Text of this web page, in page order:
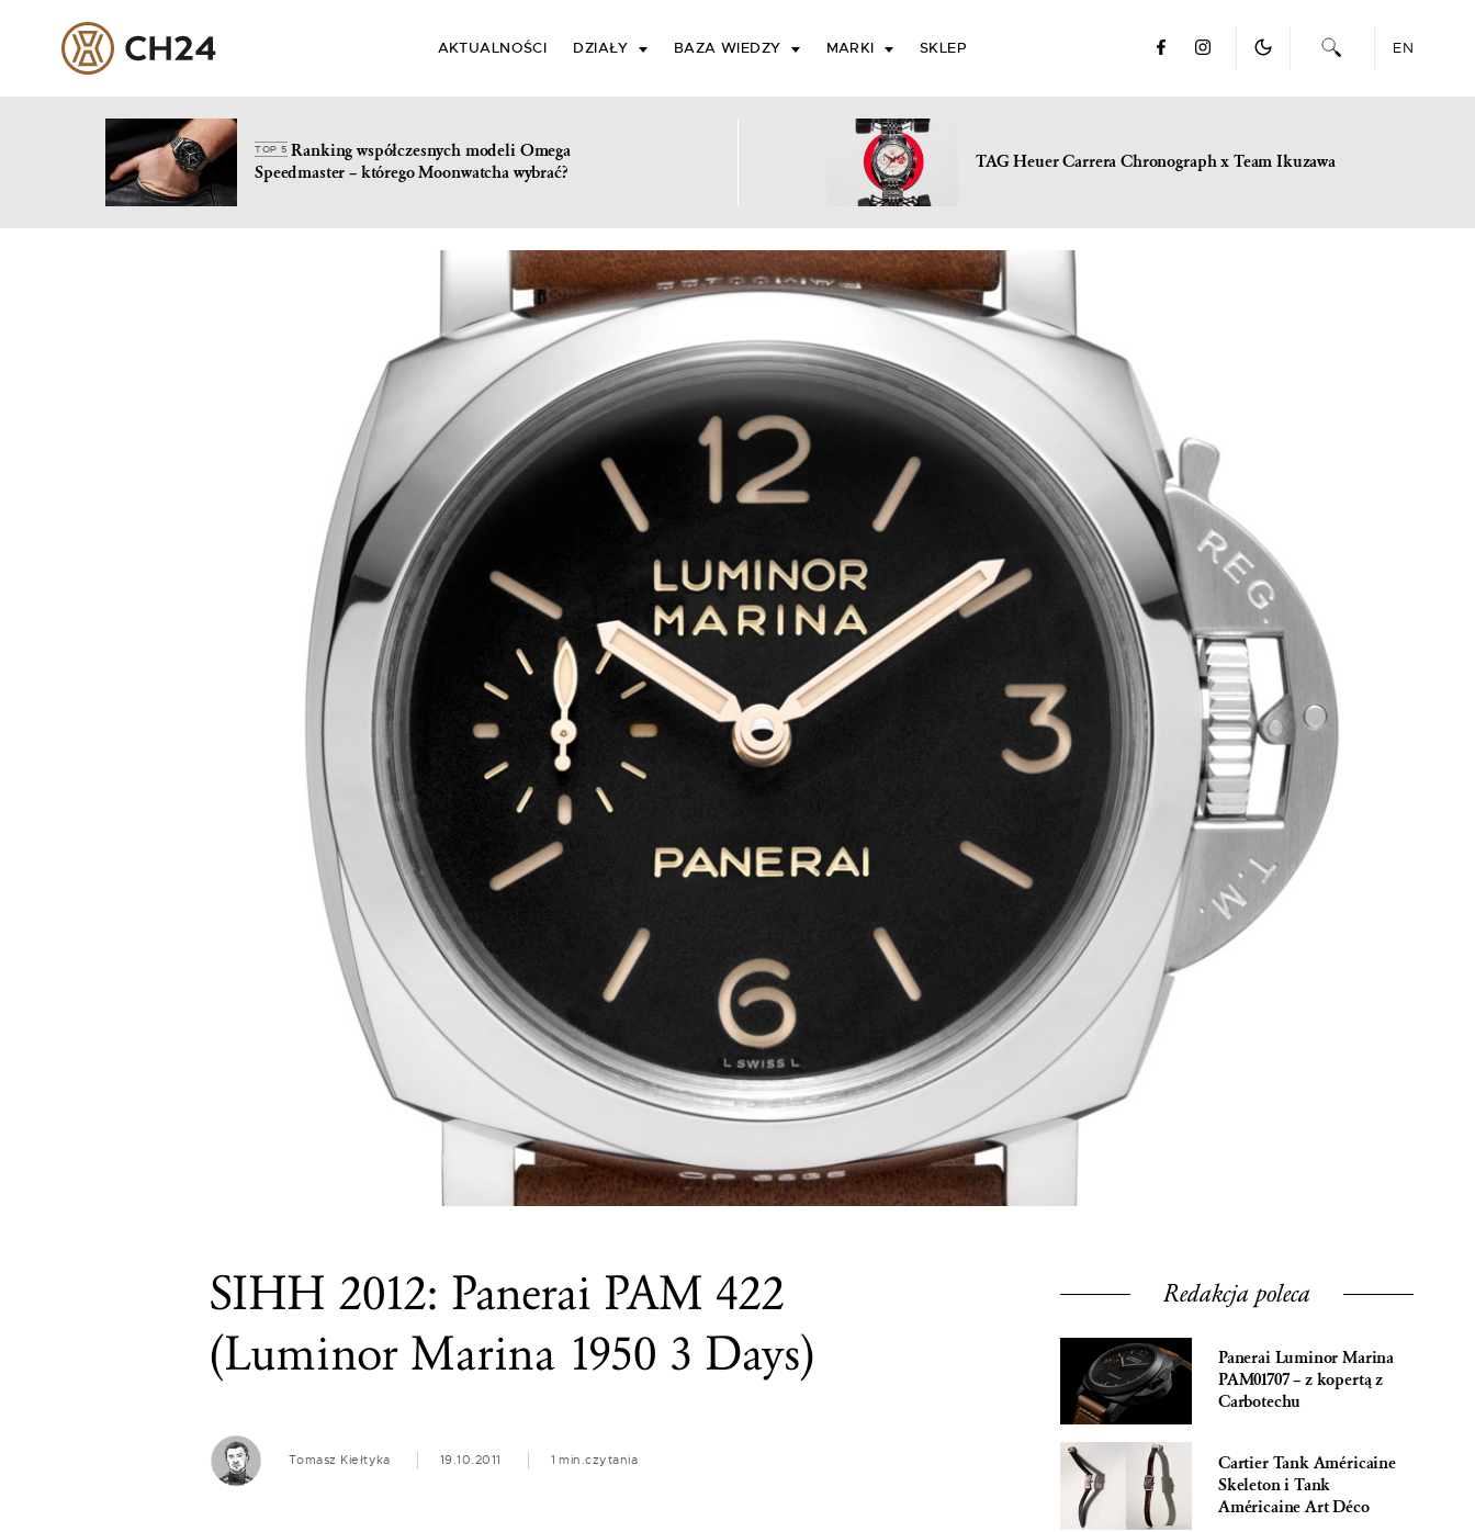
AKTUALNOŚCI DZIAŁY BAZA WIEDZY MARKI SKLEP EN
TOP 5Ranking współczesnych modeli Omega
Speedmaster – którego Moonwatcha wybrać?
TAG Heuer Carrera Chronograph x Team Ikuzawa
SIHH 2012: Panerai PAM 422
(Luminor Marina 1950 3 Days)
Tomasz Kiełtyka 19.10.2011 1 min.czytania
Redakcja poleca
Panerai Luminor Marina
PAM01707 – z kopertą z
Carbotechu
Cartier Tank Américaine
Skeleton i Tank
Américaine Art Déco